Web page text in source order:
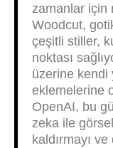
zamanlar için
Woodcut,
çeşitli stiller,
noktası
üzerine kendi
eklemelerine
OpenAI, bu
zeka ile
kaldırmayı